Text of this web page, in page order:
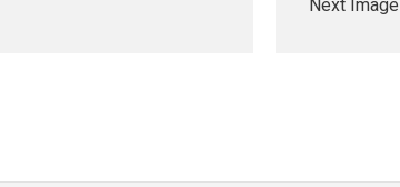
Next Image